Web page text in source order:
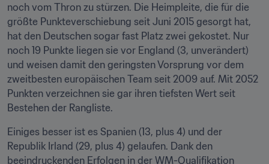
noch vom Thron zu stürzen. Die Heimpleite, die für die
größte Punkteverschiebung seit Juni 2015 gesorgt hat,
hat den Deutschen sogar fast Platz zwei gekostet. Nur
noch 19 Punkte liegen sie vor England (3, unverändert)
und weisen damit den geringsten Vorsprung vor dem
zweitbesten europäischen Team seit 2009 auf. Mit 2052
Punkten verzeichnen sie gar ihren tiefsten Wert seit
Bestehen der Rangliste.
Einiges besser ist es Spanien (13, plus 4) und der
Republik Irland (29, plus 4) gelaufen. Dank den
beeindruckenden Erfolgen in der WM-Qualifikation